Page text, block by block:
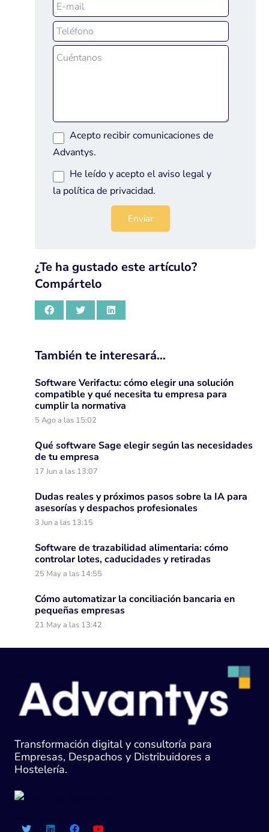
Acepto recibir comunicaciones de
Advantys.
He leído y acepto el aviso legaly
la política de privacidad.
¿Te ha gustado este artículo?
Compártelo
También te interesará…
Software Verifactu: cómo elegir una solución
compatible y qué necesita tu empresa para
cumplir la normativa
5 Ago a las 15:02
Qué software Sage elegir según las necesidades
de tu empresa
17 Jun a las 13:07
Dudas reales y próximos pasos sobre la IA para
asesorías y despachos profesionales
3 Jun a las 13:15
Software de trazabilidad alimentaria: cómo
controlar lotes, caducidades y retiradas
25 May a las 14:55
Cómo automatizar la conciliación bancaria en
pequeñas empresas
21 May a las 13:42
Transformación digital y consultoría para
Empresas, Despachos y Distribuidores a
Hostelería.